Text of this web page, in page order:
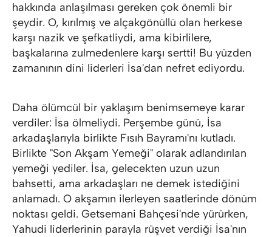
hakkında anlaşılması gereken çok önemli bir
şeydir. O, kırılmış ve alçakgönüllü olan herkese
karşı nazik ve şefkatliydi, ama kibirlilere,
başkalarına zulmedenlere karşı sertti! Bu yüzden
zamanının dini liderleri İsa'dan nefret ediyordu.
Daha ölümcül bir yaklaşım benimsemeye karar
verdiler: İsa ölmeliydi. Perşembe günü, İsa
arkadaşlarıyla birlikte Fısıh Bayramı'nı kutladı.
Birlikte "Son Akşam Yemeği" olarak adlandırılan
yemeği yediler. İsa, gelecekten uzun uzun
bahsetti, ama arkadaşları ne demek istediğini
anlamadı. O akşamın ilerleyen saatlerinde dönüm
noktası geldi. Getsemani Bahçesi'nde yürürken,
Yahudi liderlerinin parayla rüşvet verdiği İsa'nın